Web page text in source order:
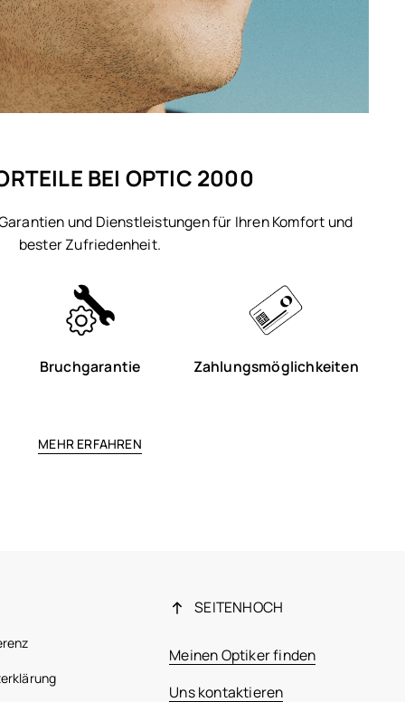
BEI OPTIC 2000
und Dienstleistungen für Ihren Komfort und
bester Zufriedenheit.
Bruchgarantie Zahlungsmöglichkeiten
MEHR ERFAHREN
SEITENHOCH
Meinen Optiker finden
Uns kontaktieren